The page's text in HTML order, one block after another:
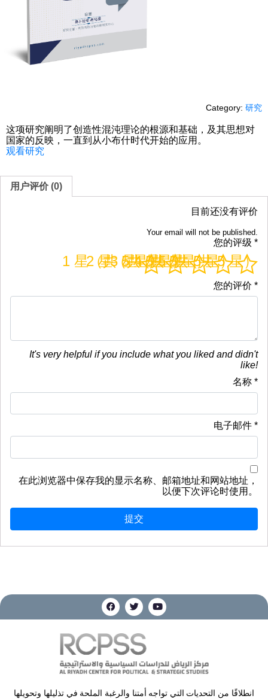
Category: 研究
这项研究阐明了创造性混沌理论的根源和基础，及其思想对
国家的反映，一直到从小布什时代开始的应用。
观看研究
用户评价 (0)
目前还没有评价
Your email will not be published.
您的评级 *
1 星（共 5 星）
2 星（共 5 星）
3 星（共 5 星）
4 星（共 5 星）
5 星（共 5 星）
您的评价 *
It's very helpful if you include what you liked and didn't
like!
名称 *
电子邮件 *
在此浏览器中保存我的显示名称、邮箱地址和网站地址，
以便下次评论时使用。
انطلاقًا من التحديات التي تواجه أمتنا والرغبة الملحة في تذليلها وتحويلها